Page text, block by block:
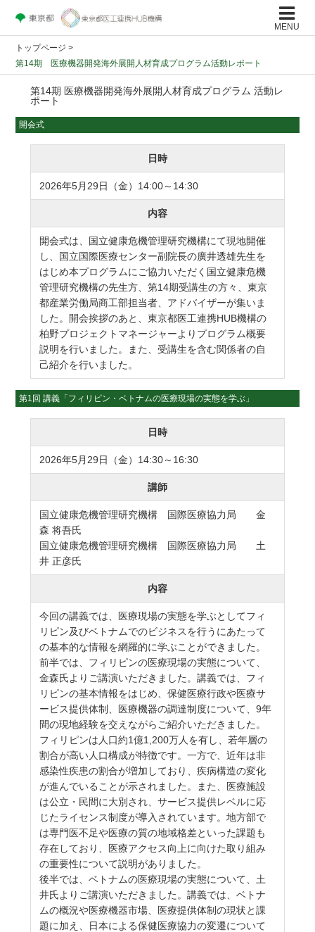
MENU
トップページ >
第14期 医療機器開発海外展開人材育成プログラム活動レポート
第14期 医療機器開発海外展開人材育成プログラム 活動レ
ポート
開会式
日時
2026年5月29日（金）14:00～14:30
内容
開会式は、国立健康危機管理研究機構にて現地開催
し、国立国際医療センター副院長の廣井透雄先生を
はじめ本プログラムにご協力いただく国立健康危機
管理研究機構の先生方、第14期受講生の方々、東京
都産業労働局商工部担当者、アドバイザーが集いま
した。開会挨拶のあと、東京都医工連携HUB機構の
柏野プロジェクトマネージャーよりプログラム概要
説明を行いました。また、受講生を含む関係者の自
己紹介を行いました。
第1回 講義「 フィリピン・ベトナムの医療現場の実態を学ぶ 」
日時
2026年5月29日（金）14:30～16:30
講師
国立健康危機管理研究機構 国際医療協力局 金
森 将吾氏
国立健康危機管理研究機構 国際医療協力局 土
井 正彦氏
内容
今回の講義では、医療現場の実態を学ぶとしてフィ
リピン及びベトナムでのビジネスを行うにあたって
の基本的な情報を網羅的に学ぶことができました。
前半では、フィリピンの医療現場の実態について、
金森氏よりご講演いただきました。講義では、フィ
リピンの基本情報をはじめ、保健医療行政や医療サ
ービス提供体制、医療機器の調達制度について、9年
間の現地経験を交えながらご紹介いただきました。
フィリピンは人口約1億1,200万人を有し、若年層の
割合が高い人口構成が特徴です。一方で、近年は非
感染性疾患の割合が増加しており、疾病構造の変化
が進んでいることが示されました。また、医療施設
は公立・民間に大別され、サービス提供レベルに応
じたライセンス制度が導入されています。地方部で
は専門医不足や医療の質の地域格差といった課題も
存在しており、医療アクセス向上に向けた取り組み
の重要性について説明がありました。
後半では、ベトナムの医療現場の実態について、土
井氏よりご講演いただきました。講義では、ベトナ
ムの概況や医療機器市場、医療提供体制の現状と課
題に加え、日本による保健医療協力の変遷について